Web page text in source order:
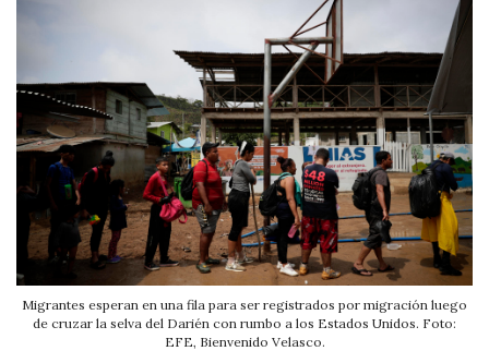
Migrantes esperan en una fila para ser registrados por migración luego
de cruzar la selva del Darién con rumbo a los Estados Unidos. Foto:
EFE, Bienvenido Velasco.